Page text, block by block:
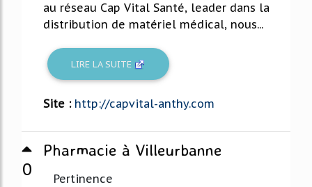
au réseau Cap Vital Santé, leader dans la
distribution de matériel médical, nous...
LIRE LA SUITE
Site : http://capvital-anthy.com
0
Pharmacie à Villeurbanne
Pertinence